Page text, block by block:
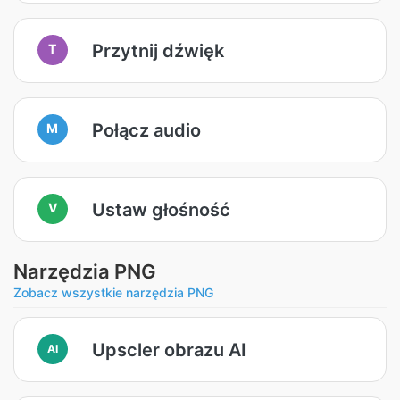
T Przytnij dźwięk
M Połącz audio
V Ustaw głośność
Narzędzia PNG
Zobacz wszystkie narzędzia PNG
AI Upscler obrazu AI